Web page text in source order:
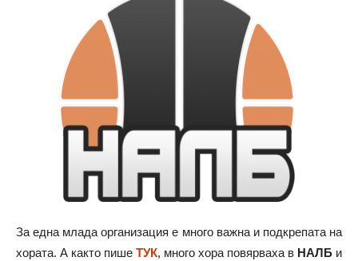
За една млада организация е много важна и подкрепата на
хората. А както пише ТУК, много хора повярваха в НАЛБ и